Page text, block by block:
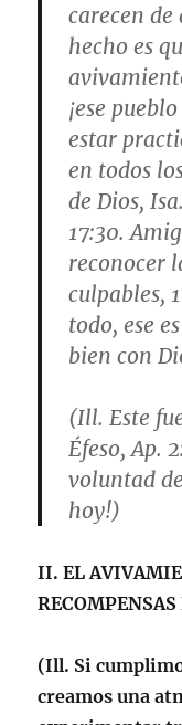
carecen
hecho es
¡ese
estar
en todos
de Dios,
17:30.
reconocer
culpables,
todo, ese
bien con
(Ill. Este
Éfeso,Ap.
voluntad
hoy!)
II.EL
RECOMPENSAS
(Ill. Si
creamos una